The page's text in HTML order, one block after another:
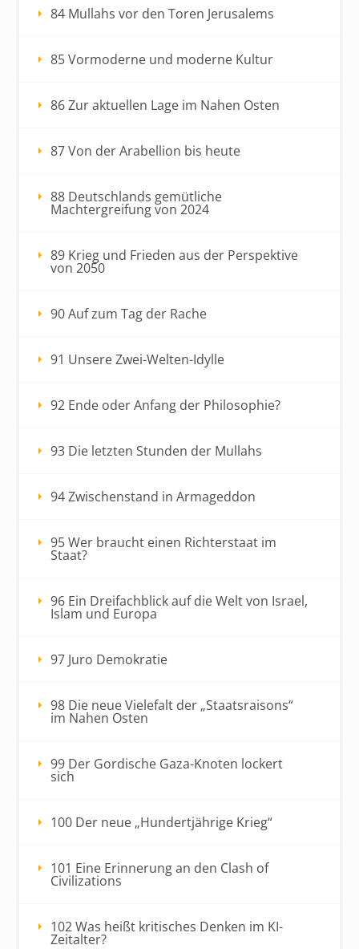
84 Mullahs vor den Toren Jerusalems
85 Vormoderne und moderne Kultur
86 Zur aktuellen Lage im Nahen Osten
87 Von der Arabellion bis heute
88 Deutschlands gemütliche
Machtergreifung von 2024
89 Krieg und Frieden aus der Perspektive
von 2050
90 Auf zum Tag der Rache
91 Unsere Zwei-Welten-Idylle
92 Ende oder Anfang der Philosophie?
93 Die letzten Stunden der Mullahs
94 Zwischenstand in Armageddon
95 Wer braucht einen Richterstaat im
Staat?
96 Ein Dreifachblick auf die Welt von Israel,
Islam und Europa
97 Juro Demokratie
98 Die neue Vielefalt der „Staatsraisons“
im Nahen Osten
99 Der Gordische Gaza-Knoten lockert
sich
100 Der neue „Hundertjährige Krieg“
101 Eine Erinnerung an den Clash of
Civilizations
102 Was heißt kritisches Denken im KI-
Zeitalter?